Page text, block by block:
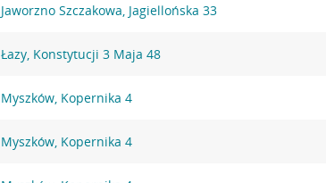
Jaworzno Szczakowa, Jagiellońska 33
Łazy, Konstytucji 3 Maja 48
Myszków, Kopernika 4
Myszków, Kopernika 4